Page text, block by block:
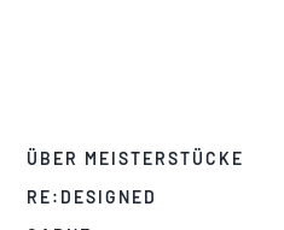
ÜBER MEISTERSTÜCKE
RE:DESIGNED